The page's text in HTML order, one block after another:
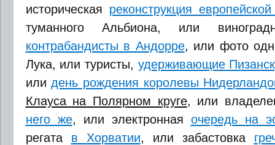
историческая реконструкция
туманного Альбиона, или
контрабандисты в Андорре, или фото
Лука, или туристы, удерживающие
илидень рождения королевы
Клауса на Полярном круге, или
него же, или электронная очередь на
регата в Хорватии, или забастовка